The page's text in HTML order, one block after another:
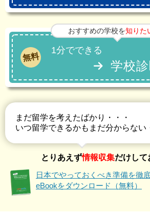
おすすめの学校を知りた
無料
1分でできる
学校
まだ留学を考えたばかり・・・
いつ留学できるかもまだ分からない
とりあえず情報収集だけして
日本でやっておくべき準備を徹
eBookをダウンロード（無料）